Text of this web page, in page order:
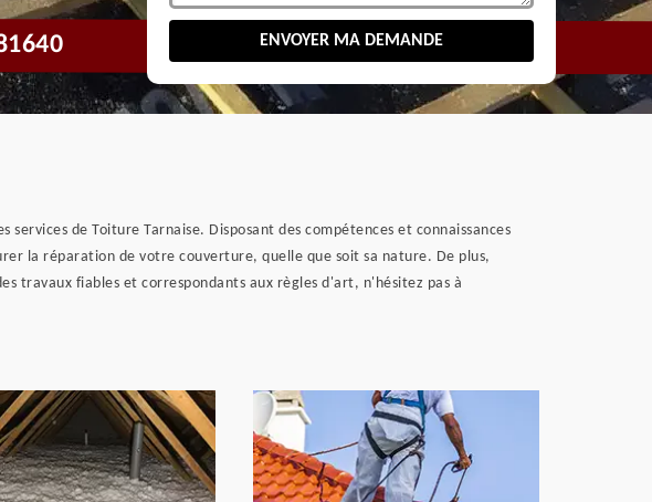
de Toiture Tarnaise. Disposant des compétences et connaissances
la réparation de votre couverture, quelle que soit sa nature. De plus,
travaux fiables et correspondants aux règles d'art, n'hésitez pas à